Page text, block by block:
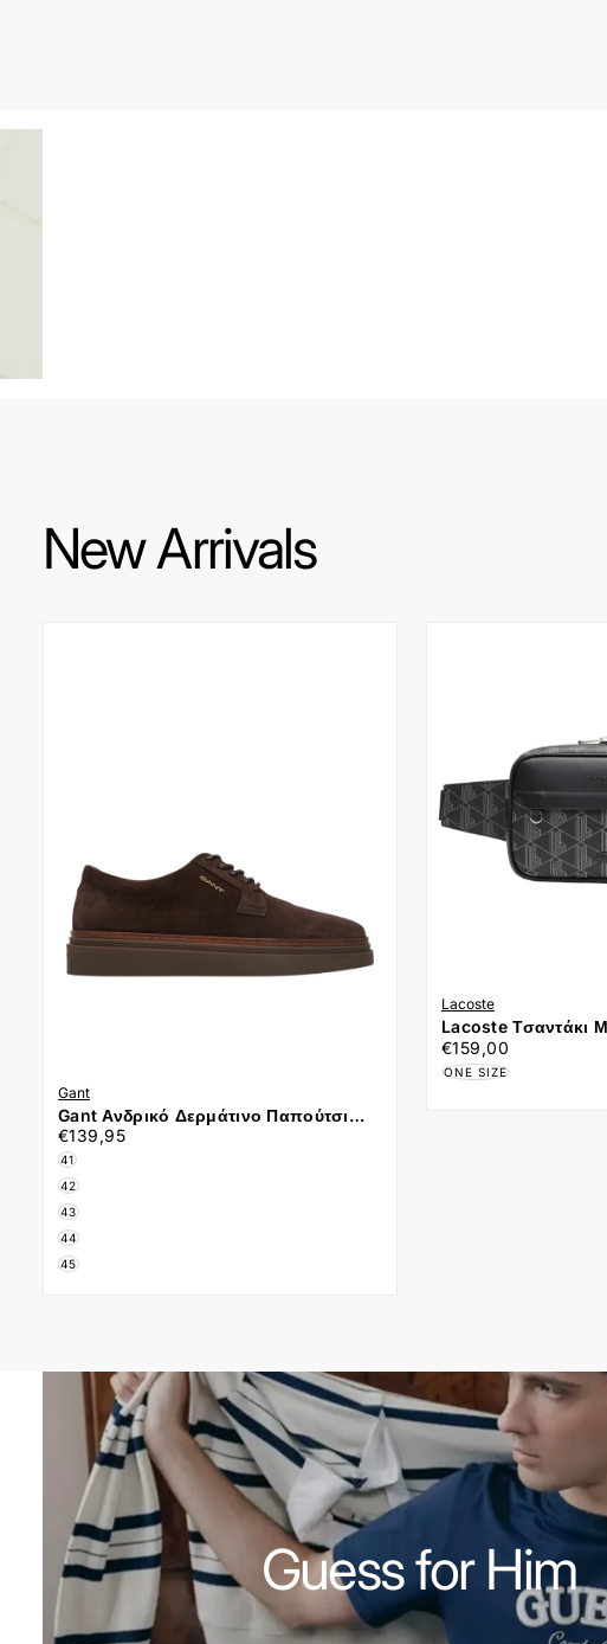
New Arrivals
Gant
Gant Ανδρικό Δερμάτινο Παπούτσι
Kinzoon 33633382-G399 Καφέ
€139,95
Τιμή
€139,95
41
42
43
44
45
Lacoste
Lacoste Τσαντάκι
NH4004LX-
€159,00
Τιμή
€159,00
ONE SIZE
Guess for Him